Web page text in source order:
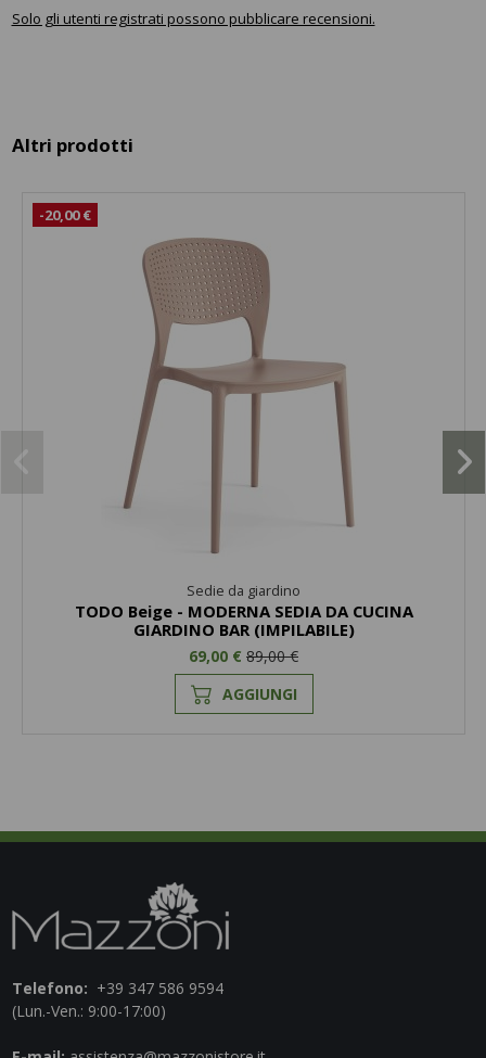
Solo gli utenti registrati possono pubblicare recensioni.
Altri prodotti
-20,00 €
Sedie da giardino
TODO Beige - MODERNA SEDIA DA CUCINA
GIARDINO BAR (IMPILABILE)
69,00 € 89,00 €
AGGIUNGI
Telefono: +39 347 586 9594
(Lun.-Ven.: 9:00-17:00)